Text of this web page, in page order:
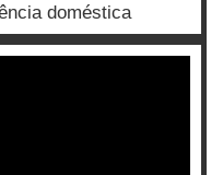
doméstica